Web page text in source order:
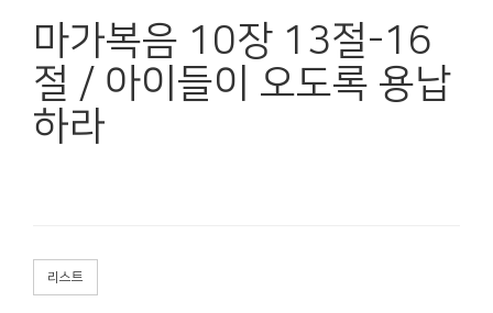
마가복음 10장 13절-16
절 / 아이들이 오도록 용납
하라
리스트